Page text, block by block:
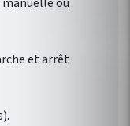
et arrêt